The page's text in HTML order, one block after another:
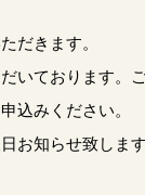
だきます。
いております。
込みください。
お知らせ致します